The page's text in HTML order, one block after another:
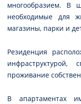
многообразием. В
необходимые для
магазины, парки и
Резиденция
инфраструктурой,
проживание
В апартаментах